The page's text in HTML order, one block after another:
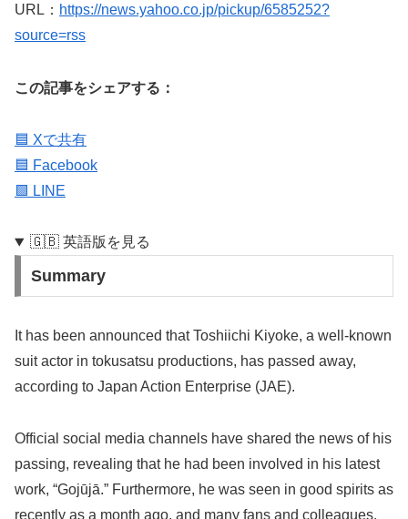
URL： https://news.yahoo.co.jp/pickup/6585252?
source=rss
この記事をシェアする：
🟦 Xで共有
🟦 Facebook
🟩 LINE
🇬🇧 英語版を見る
Summary
It has been announced that Toshiichi Kiyoke, a well-known
suit actor in tokusatsu productions, has passed away,
according to Japan Action Enterprise (JAE).
Official social media channels have shared the news of his
passing, revealing that he had been involved in his latest
work, “Gojūjā.” Furthermore, he was seen in good spirits as
recently as a month ago, and many fans and colleagues,